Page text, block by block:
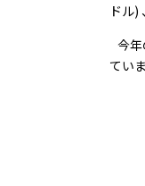
ドル)
今
てい